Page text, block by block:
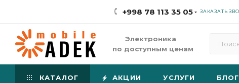
+998 78 113 35 05 ЗАКАЗАТЬ
Электроника
по доступным ценам
КАТАЛОГ АКЦИИ УСЛУГИ БЛОГ